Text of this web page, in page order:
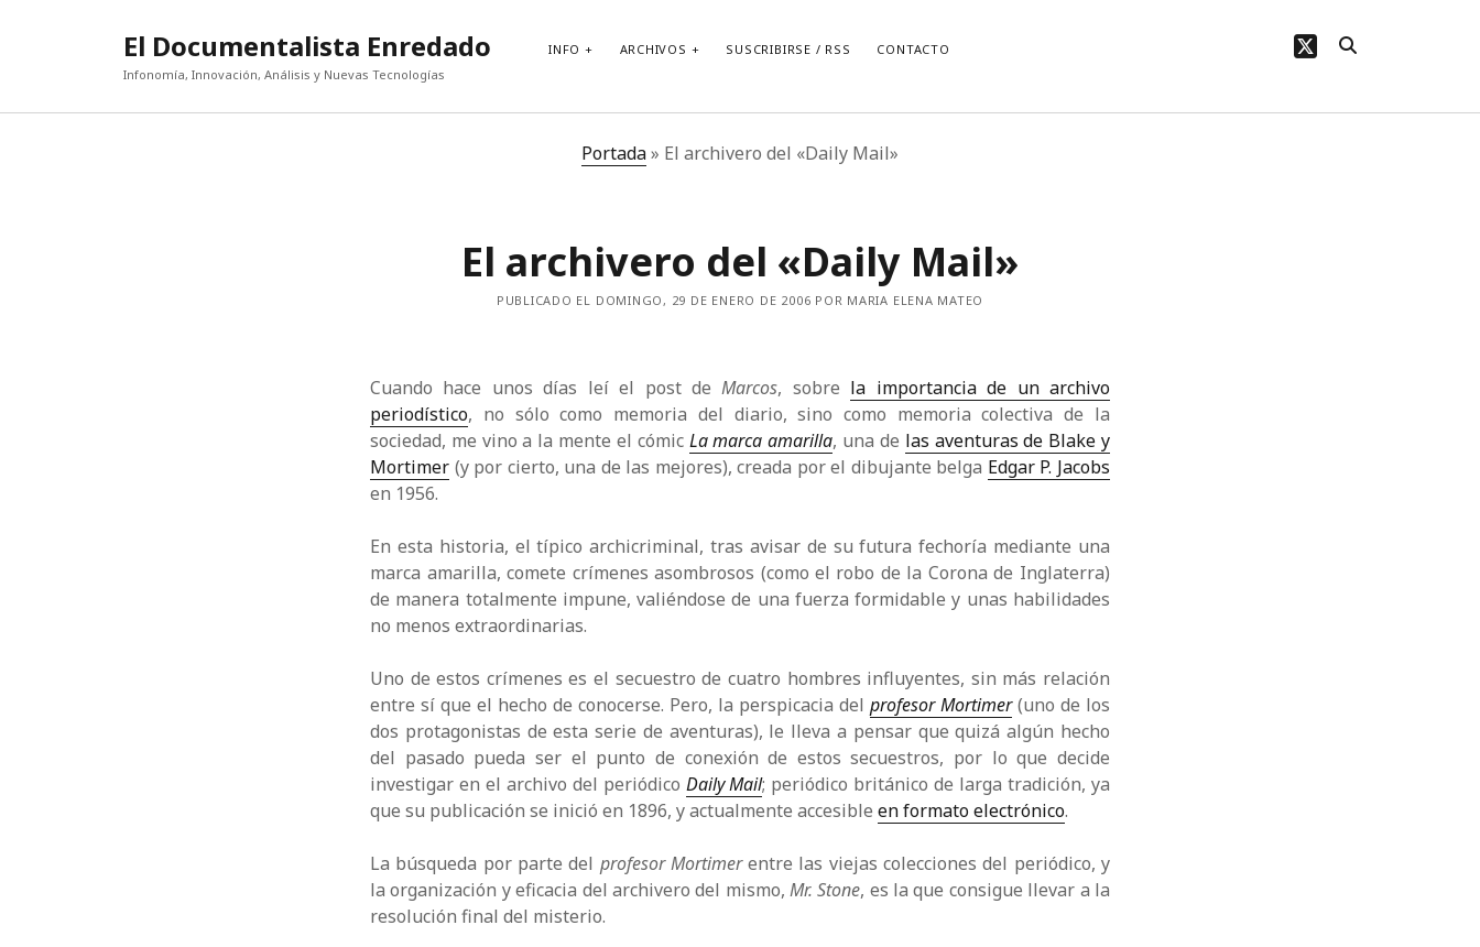
El Documentalista Enredado
Infonomía, Innovación, Análisis y Nuevas Tecnologías
INFO ARCHIVOS SUSCRIBIRSE / RSS CONTACTO twitter
Portada» El archivero del «Daily Mail»
El archivero del «Daily Mail»
PUBLICADO EL DOMINGO, 29 DE ENERO DE 2006 POR MARIA ELENA MATEO
Cuando hace unos días leí el post deMarcos, sobre la importancia de un archivo
periodístico, no sólo como memoria del diario, sino como memoria colectiva de la
sociedad, me vino a la mente el cómic La marca amarilla, una de las aventuras de Blake y
Mortimer (y por cierto, una de las mejores), creada por el dibujante belga Edgar P. Jacobs
en 1956.
En esta historia, el típico archicriminal, tras avisar de su futura fechoría mediante una
marca amarilla, comete crímenes asombrosos (como el robo de la Corona de Inglaterra)
de manera totalmente impune, valiéndose de una fuerza formidable y unas habilidades
no menos extraordinarias.
Uno de estos crímenes es el secuestro de cuatro hombres influyentes, sin más relación
entre sí que el hecho de conocerse. Pero, la perspicacia del profesor Mortimer(uno de los
dos protagonistas de esta serie de aventuras), le lleva a pensar que quizá algún hecho
del pasado pueda ser el punto de conexión de estos secuestros, por lo que decide
investigar en el archivo del periódico Daily Mail; periódico británico de larga tradición, ya
que su publicación se inició en 1896, y actualmente accesibleen formato electrónico.
La búsqueda por parte del profesor Mortimerentre las viejas colecciones del periódico, y
la organización y eficacia del archivero del mismo, Mr. Stone, es la que consigue llevar a la
resolución final del misterio.